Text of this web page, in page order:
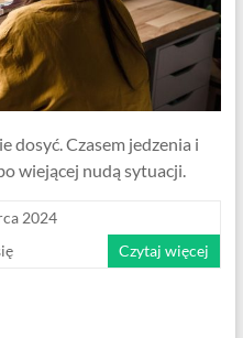
dosyć. Czasem jedzenia i
wiejącej nudą sytuacji.
2024
Czytaj więcej